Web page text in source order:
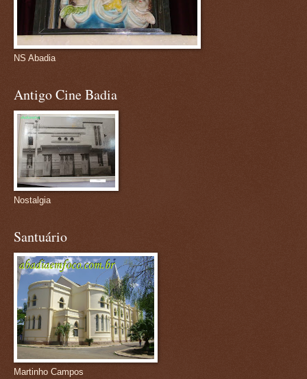
NS Abadia
Antigo Cine Badia
Nostalgia
Santuário
Martinho Campos